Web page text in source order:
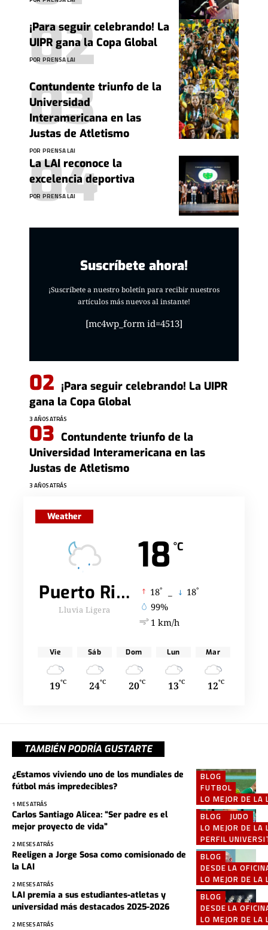
¡Para seguir celebrando! La
UIPR gana la Copa Global
POR PRENSA LAI
Contundente triunfo de la
Universidad
Interamericana en las
Justas de Atletismo
POR PRENSA LAI
La LAI reconoce la
excelencia deportiva
POR PRENSA LAI
Suscríbete ahora!
¡Suscríbete a nuestro boletín para recibir nuestros
artículos más nuevos al instante!
[mc4wp_form id=4513]
¡Para seguir celebrando! La UIPR
gana la Copa Global
3 AÑOS ATRÁS
Contundente triunfo de la
Universidad Interamericana en las
Justas de Atletismo
3 AÑOS ATRÁS
Weather
18 °C
Puerto Rico
Lluvia Ligera
18° 18°
99%
1 km/h
Vie
19°C
Sáb
24°C
Dom
20°C
Lun
13°C
Mar
12°C
TAMBIÉN PODRÍA GUSTARTE
BLOG
FUTBOL
LO MEJOR DE LA
¿Estamos viviendo uno de los mundiales de
fútbol más impredecibles?
1 MES ATRÁS
BLOG
JUDO
LO MEJOR DE LA
PERFIL
Carlos Santiago Alicea: “Ser padre es el
mejor proyecto de vida”
2 MESES ATRÁS
BLOG
DESDE LA
LO MEJOR DE LA
Reeligen a Jorge Sosa como comisionado de
la LAI
2 MESES ATRÁS
BLOG
DESDE LA
LO MEJOR DE LA
LAI premia a sus estudiantes-atletas y
universidad más destacados 2025-2026
2 MESES ATRÁS